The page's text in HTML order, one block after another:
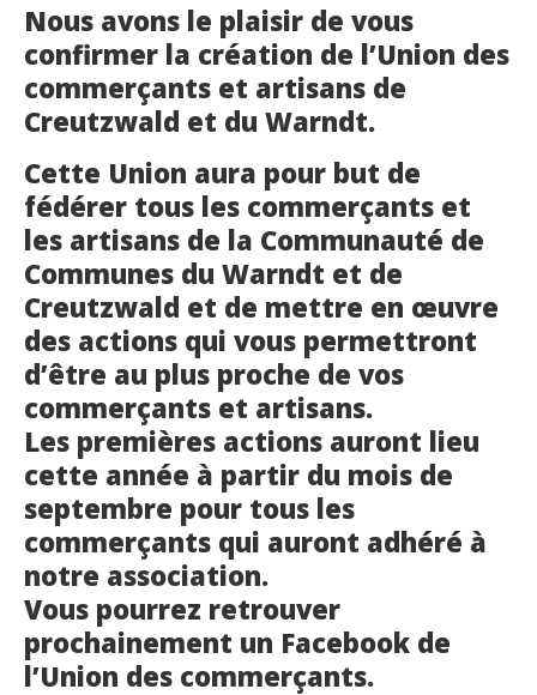
Nous avons le plaisir de vous
confirmer la création de l’Union des
commerçants et artisans de
Creutzwald et du Warndt.
Cette Union aura pour but de
fédérer tous les commerçants et
les artisans de la Communauté de
Communes du Warndt et de
Creutzwald et de mettre en œuvre
des actions qui vous permettront
d’être au plus proche de vos
commerçants et artisans.
Les premières actions auront lieu
cette année à partir du mois de
septembre pour tous les
commerçants qui auront adhéré à
notre association.
Vous pourrez retrouver
prochainement un Facebook de
l’Union des commerçants.